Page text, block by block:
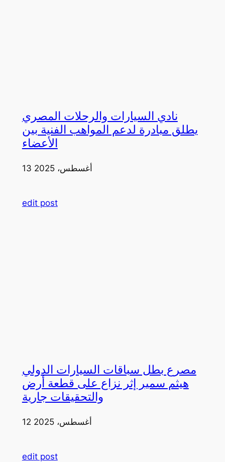
نادي السيارات والرحلات المصري
يطلق مبادرة لدعم المواهب الفنية بين
الأعضاء
13 أغسطس، 2025
edit post
مصرع بطل سباقات السيارات الدولي
هيثم سمير إثر نزاع على قطعة أرض
والتحقيقات جارية
12 أغسطس، 2025
edit post